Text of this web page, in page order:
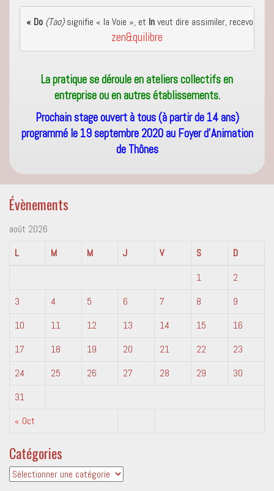
« Do (Tao) signifie « la Voie », et In veut dire assimiler, recevoir,
zen&quilibre
La pratique se déroule en ateliers collectifs en
entreprise ou en autres établissements.
Prochain stage ouvert à tous (à partir de 14 ans)
programmé le 19 septembre 2020 au Foyer d’Animation
de Thônes
Évènements
août 2026
L
M M J V S D
« Oct
1
2
3
4 5 6 7 8
9
10
11 12 13 14 15
16
17
18 19 20 21 22
23
24
25 26 27 28 29
30
31
Catégories
Catégories